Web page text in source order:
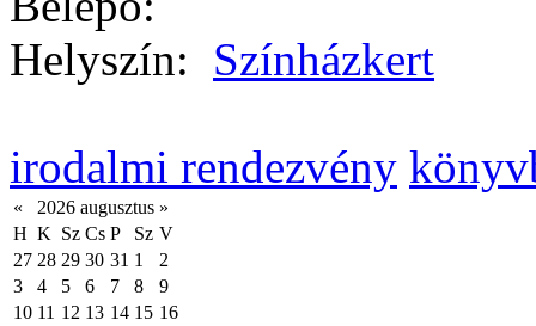
Helyszín: Színházkert
irodalmi rendezvény
« 2026 augusztus »
H K Sz Cs P Sz V
27 28 29 30 31 1
2
3
4 5 6 7 8
9
10 11 12 13 14 15 16